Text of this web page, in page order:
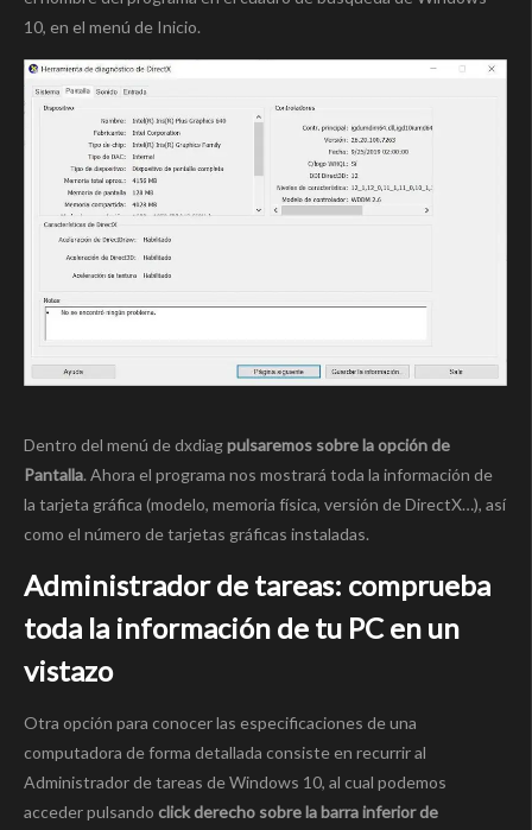
10, en el menú de Inicio.
Dentro del menú de dxdiagpulsaremos sobre la opción de
Pantalla. Ahora el programa nos mostrará toda la información de
la tarjeta gráfica (modelo, memoria física, versión de DirectX…), así
como el número de tarjetas gráficas instaladas.
Administrador de tareas: comprueba
toda la información de tu PC en un
vistazo
Otra opción para conocer las especificaciones de una
computadora de forma detallada consiste en recurrir al
Administrador de tareas de Windows 10, al cual podemos
acceder pulsando click derecho sobre la barra inferior de